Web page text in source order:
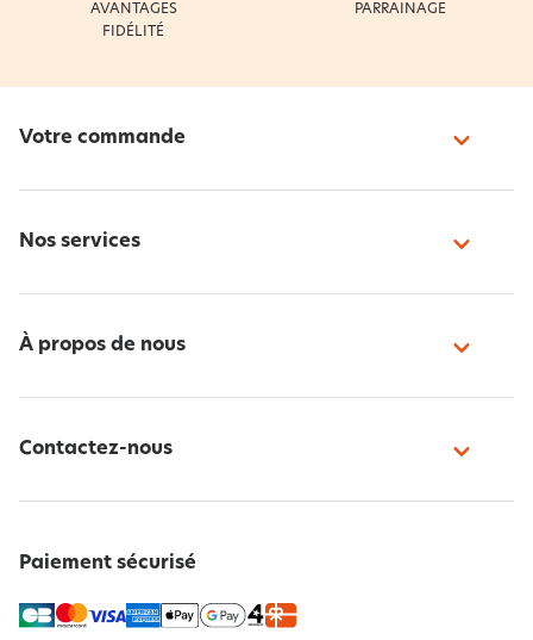
AVANTAGES
FIDÉLITÉ
PARRAINAGE
Votre commande
Nos services
À propos de nous
Contactez-nous
Paiement sécurisé